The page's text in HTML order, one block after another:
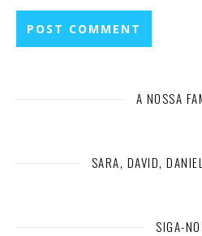
A NOSSA
SARA, DAVID,
SIGA-